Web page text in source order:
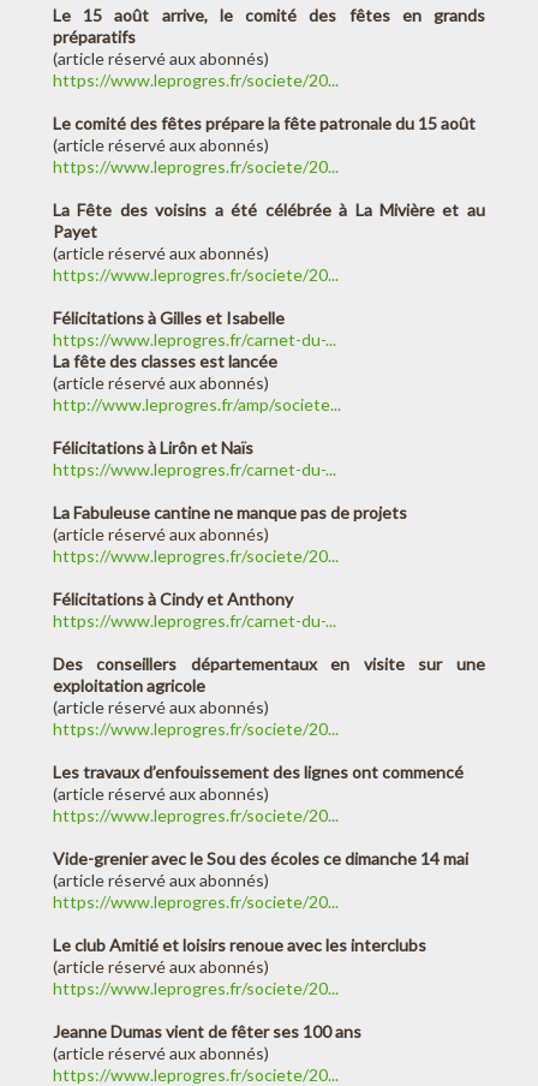
Le 15 août arrive, le comité des fêtes en grands
préparatifs
(article réservé aux abonnés)
https://www.leprogres.fr/societe/20...
Le comité des fêtes prépare la fête patronale du 15 août
(article réservé aux abonnés)
https://www.leprogres.fr/societe/20...
La Fête des voisins a été célébrée à La Mivière et au
Payet
(article réservé aux abonnés)
https://www.leprogres.fr/societe/20...
Félicitations à Gilles et Isabelle
https://www.leprogres.fr/carnet-du-...
La fête des classes est lancée
(article réservé aux abonnés)
http://www.leprogres.fr/amp/societe...
Félicitations à Lirôn et Naïs
https://www.leprogres.fr/carnet-du-...
La Fabuleuse cantine ne manque pas de projets
(article réservé aux abonnés)
https://www.leprogres.fr/societe/20...
Félicitations à Cindy et Anthony
https://www.leprogres.fr/carnet-du-...
Des conseillers départementaux en visite sur une
exploitation agricole
(article réservé aux abonnés)
https://www.leprogres.fr/societe/20...
Les travaux d’enfouissement des lignes ont commencé
(article réservé aux abonnés)
https://www.leprogres.fr/societe/20...
Vide-grenier avec le Sou des écoles ce dimanche 14 mai
(article réservé aux abonnés)
https://www.leprogres.fr/societe/20...
Le club Amitié et loisirs renoue avec les interclubs
(article réservé aux abonnés)
https://www.leprogres.fr/societe/20...
Jeanne Dumas vient de fêter ses 100 ans
(article réservé aux abonnés)
https://www.leprogres.fr/societe/20...